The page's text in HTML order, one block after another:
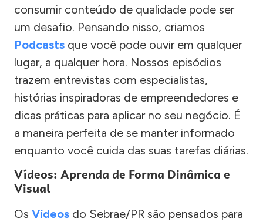
consumir conteúdo de qualidade pode ser
um desafio. Pensando nisso, criamos
Podcasts que você pode ouvir em qualquer
lugar, a qualquer hora. Nossos episódios
trazem entrevistas com especialistas,
histórias inspiradoras de empreendedores e
dicas práticas para aplicar no seu negócio. É
a maneira perfeita de se manter informado
enquanto você cuida das suas tarefas diárias.
Vídeos: Aprenda de Forma Dinâmica e
Visual
Os Vídeos do Sebrae/PR são pensados para